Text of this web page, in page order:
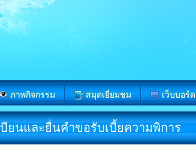
ภาพกิจกรรม สมุดเยี่ยมชม เว็บบอร์ด
ยนและยื่นคำขอรับเบี้ยความพิการ